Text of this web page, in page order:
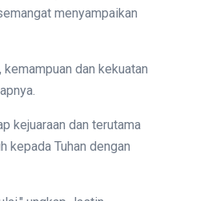
menyampaikan
dan kekuatan
kejuaraan dan terutama
kepada Tuhan dengan